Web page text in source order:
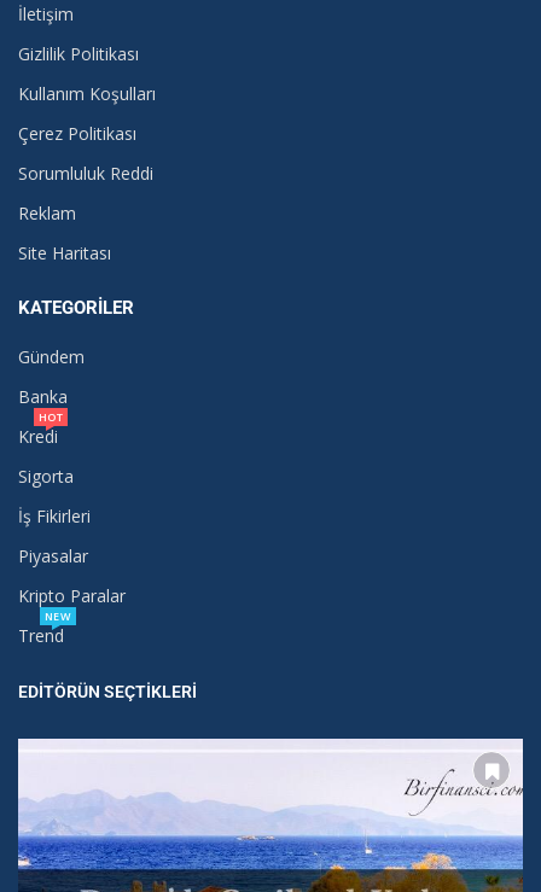
İletişim
Gizlilik Politikası
Kullanım Koşulları
Çerez Politikası
Sorumluluk Reddi
Reklam
Site Haritası
KATEGORILER
Gündem
Banka
Kredi
HOT
Sigorta
İş Fikirleri
Piyasalar
Kripto Paralar
Trend
NEW
EDITÖRÜN SEÇTIKLERI